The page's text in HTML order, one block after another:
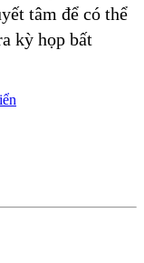
tâm để có thể
kỳ họp bất